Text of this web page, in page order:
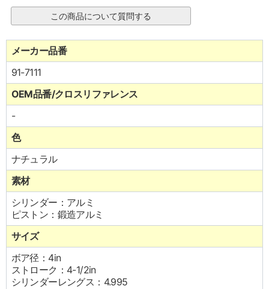
メーカー品番
91-7111
OEM品番/クロスリファレンス
-
色
ナチュラル
素材
シリンダー：アルミ
ピストン：鍛造アルミ
サイズ
ボア径：4in
ストローク：4-1/2in
シリンダーレングス：4.995